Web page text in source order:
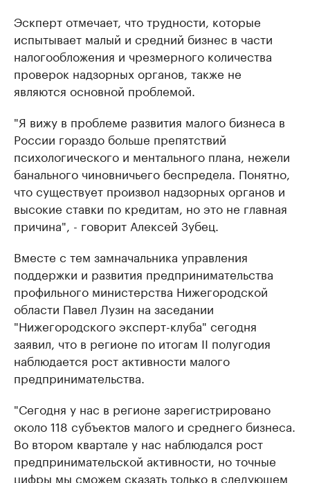
Эскперт отмечает, что трудности, которые
испытывает малый и средний бизнес в части
налогообложения и чрезмерного количества
проверок надзорных органов, также не
являются основной проблемой.
"Я вижу в проблеме развития малого бизнеса в
России гораздо больше препятствий
психологического и ментального плана, нежели
банального чиновничьего беспредела. Понятно,
что существует произвол надзорных органов и
высокие ставки по кредитам, но это не главная
причина", - говорит Алексей Зубец.
Вместе с тем замначальника управления
поддержки и развития предпринимательства
профильного министерства Нижегородской
области Павел Лузин на заседании
"Нижегородского эксперт-клуба" сегодня
заявил, что в регионе по итогам II полугодия
наблюдается рост активности малого
предпринимательства.
"Сегодня у нас в регионе зарегистрировано
около 118 субъектов малого и среднего бизнеса.
Во втором квартале у нас наблюдался рост
предпринимательской активности, но точные
цифры мы сможем сказать только в следующем